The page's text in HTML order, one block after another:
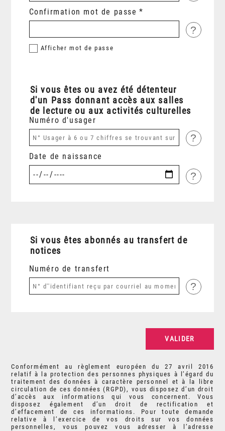
Confirmation mot de passe
?
Afficher mot de passe
Si vous êtes ou avez été détenteur
d'un Pass donnant accès aux salles
de lecture ou aux activités culturelles
Numéro d'usager
?
Date de naissance
?
Si vous êtes abonnés au transfert de
notices
Numéro de transfert
?
Conformément au règlement européen du 27 avril 2016
relatif à la protection des personnes physiques à l’égard du
traitement des données à caractère personnel et à la libre
circulation de ces données (RGPD), vous disposez d’un droit
d’accès aux informations qui vous concernent. Vous
disposez également d’un droit de rectification et
d’effacement de ces informations. Pour toute demande
relative à l’exercice de vos droits sur vos données
personnelles, vous pouvez vous adresser à l’adresse